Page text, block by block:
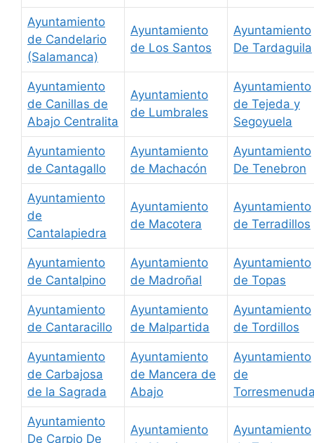
Ayuntamiento
de Candelario
(Salamanca)
Ayuntamiento
de Los Santos
Ayuntamiento
De Tardaguila
Ayuntamiento
de Canillas de
Abajo Centralita
Ayuntamiento
de Lumbrales
Ayuntamiento
de Tejeda y
Segoyuela
Ayuntamiento
de Cantagallo
Ayuntamiento
de Machacón
Ayuntamiento
De Tenebron
Ayuntamiento
de
Cantalapiedra
Ayuntamiento
de Macotera
Ayuntamiento
de Terradillos
Ayuntamiento
de Cantalpino
Ayuntamiento
de Madroñal
Ayuntamiento
de Topas
Ayuntamiento
de Cantaracillo
Ayuntamiento
de Malpartida
Ayuntamiento
de Tordillos
Ayuntamiento
de Carbajosa
de la Sagrada
Ayuntamiento
de Mancera de
Abajo
Ayuntamiento
de
Ayuntamiento
De Carpio De
Ayuntamiento
Ayuntamiento